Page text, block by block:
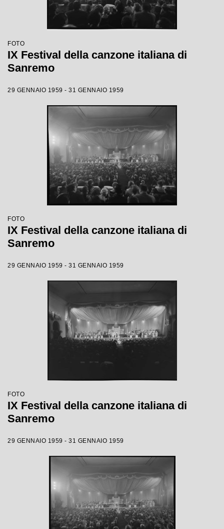
FOTO
IX Festival della canzone italiana di
Sanremo
29 GENNAIO 1959 - 31 GENNAIO 1959
FOTO
IX Festival della canzone italiana di
Sanremo
29 GENNAIO 1959 - 31 GENNAIO 1959
FOTO
IX Festival della canzone italiana di
Sanremo
29 GENNAIO 1959 - 31 GENNAIO 1959